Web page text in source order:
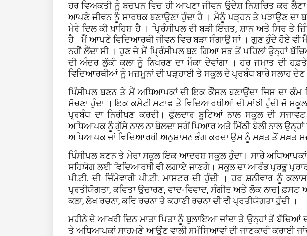
ਹਰ ਵਿਅਕਤੀ ਨੂੰ ਬਚਪਨ ਵਿਚ ਹੀ ਆਪਣਾ ਜੀਵਨ ਉਦੇਸ਼ ਨਿਸ਼ਚਿਤ ਕਰ
ਆਪਣੇ ਜੀਵਨ ਨੂੰ ਸਾਰਥਕ ਬਣਾਉਣਾ ਹੁੰਦਾ ਹੈ । ਮੈਨੂੰ ਪੜ੍ਹਨ ਤੇ ਪੜਾਉਣ ਦਾ
ਮੇਰੇ ਦਿਲ ਕੀ ਖ਼ਾਹਿਸ਼ ਹੈ । ਪ੍ਰਿੰਸੀਪਲ ਦੀ ਬੜੀ ਇੱਜ਼ਤ, ਸ਼ਾਨ ਅਤੇ ਸਿਰ ਤੇ
ਹੈ। ਮੈਂ ਆਪਣੇ ਵਿਦਿਆਰਥੀ ਜੀਵਨ ਵਿਚ ਬੜਾ ਸੰਗਾਉ ਸਾਂ । ਗੁਣ ਹੁੰਦੇ ਹੋਏ ਵੀ
ਨਹੀਂ ਲੈਂਦਾ ਸੀ । ਹੁਣ ਜੇ ਮੈਂ ਪ੍ਰਿੰਸੀਪਲ ਬਣ ਗਿਆ ਸਭ ਤੋਂ ਪਹਿਲਾਂ ਉਨ੍ਹਾਂ
ਦੀ ਅੰਦਰ ਲੁੱਕੀ ਕਲਾ ਨੂੰ ਨਿਖਰਣ ਦਾ ਮੌਕਾ ਦੇਵਾਂਗਾ । ਹਰ ਜਮਾਤ ਦੀ
ਵਿਦਿਆਰਥੀਆਂ ਨੂੰ ਮਜ਼ਮੂਨਾਂ ਦੀ ਪੜ੍ਹਾਈ ਤੇ ਸਕੂਲ ਦੇ ਪ੍ਰਬੰਧ ਬਾਰੇ ਸਲਾਹ ਦੇਣ
ਪਿੰਸੀਪਲ ਬਣਨ ਤੇ ਮੈਂ ਅਧਿਆਪਕਾਂ ਦੀ ਇਕ ਕੌਂਸਲ ਬਣਾਉਂਦਾ ਜਿਸ ਦਾ ਕੰਮ
ਸੋਚਣਾ ਹੁੰਦਾ । ਇਕ ਕਮੇਟੀ ਸਟਾਫ ਤੇ ਵਿਦਿਆਰਥੀਆਂ ਦੀ ਸਾਂਝੀ ਹੁੰਦੀ ਜੋ
ਪ੍ਰਬੰਧ ਦਾ ਨਿਰੀਖਣ ਕਰਦੀ। ਫੁੱਲਦਾਰ ਬੂਟਿਆਂ ਨਾਲ ਸਕੂਲ ਦੀ
ਅਧਿਆਪਕ ਨੂੰ ਗੁੱਸੇ ਨਾਲ ਨਾ ਬੋਲਦਾ ਸਗੋਂ ਪਿਆਰ ਅਤੇ ਮਿੱਠੀ ਬੋਲੀ ਨਾਲ ਉਨ੍ਹਾਂ
ਅਧਿਆਪਕ ਜਾਂ ਵਿਦਿਆਰਥੀ ਅਨੁਸ਼ਾਸਨ ਭੰਗ ਕਰਦਾ ਉਸ ਨੂੰ ਸਖ਼ਤ ਤੋਂ ਸਖ਼ਤ
ਪਿੰਸੀਪਲ ਬਣਨ ਤੇ ਮੇਰਾ ਸਕੂਲ ਇਕ ਆਦਰਸ਼ ਸਕੂਲ ਹੁੰਦਾ। ਸਾਰੇ
ਸਹਿਯੋਗ ਲਈ ਵਿਦਿਆਰਥੀ ਵੀ ਲਗਾਏ ਜਾਣਗੇ। ਸਕੂਲ ਦਾ ਆਰੰਭ ਪ੍ਰਭੂ
ਪੀ.ਟੀ. ਦੀ ਜਿੰਮੇਵਾਰੀ ਪੀ.ਟੀ. ਮਾਸਟਰ ਦੀ ਹੁੰਦੀ । ਹਰ ਸ਼ਨੀਵਾਰ ਨੂੰ
ਪ੍ਰਤੀਯੋਗਤਾ, ਕਵਿਤਾ ਉਚਾਰਣ, ਵਾਦ-ਵਿਵਾਦ, ਸੰਗੀਤ ਅਤੇ ਲੋਕ ਨਾਚ|
ਕਲਾ, ਲੇਖ ਰਚਨਾ, ਕਵਿ ਰਚਨਾ ਤੇ ਕਹਾਣੀ ਰਚਨਾ ਦੀ ਵੀ ਪ੍ਰਤੀਯੋਗਤਾ ਹੁੰਦੀ ।
ਮਹੀਨੇ ਦੇ ਆਖਰੀ ਦਿਨ ਮਾਤਾ ਪਿਤਾ ਨੂੰ ਬੁਲਾਇਆ ਜਾਂਦਾ ਤੇ ਉਨ੍ਹਾਂ ਤੋਂ ਬੱਚਿਆਂ
ਤੇ ਅਧਿਆਪਕਾਂ ਸਾਹਮਣੇ ਆਉਂਣ ਵਾਲੀ ਸਮੱਸਿਆਵਾਂ ਦੀ ਜਾਣਕਾਰੀ ਕਰਾਈ